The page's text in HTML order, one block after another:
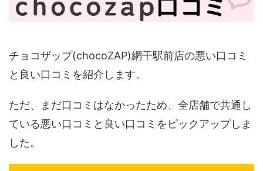
チョコザップ(chocoZAP)網干駅前店の悪い口コミ
と良い口コミを紹介します。
ただ、まだ口コミはなかったため、全店舗で共通し
ている悪い口コミと良い口コミをピックアップしま
した。